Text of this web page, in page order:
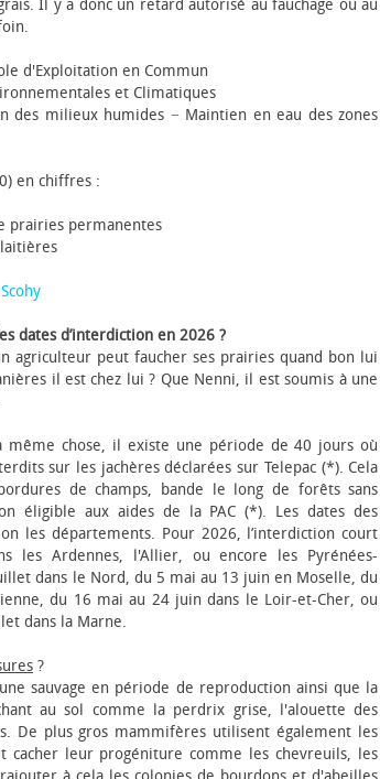
Il y a donc un retard autorisé au fauchage ou au
d'Exploitation en Commun
et Climatiques
des milieux humides − Maintien en eau des zones
en chiffres :
prairies permanentes
dates d’interdiction en 2026 ?
agriculteur peut faucher ses prairies quand bon lui
il est chez lui ? Que Nenni, il est soumis à une
même chose, il existe une période de 40 jours où
sur les jachères déclarées sur Telepac (*). Cela
de champs, bande le long de forêts sans
éligible aux aides de la PAC (*). Les dates des
les départements. Pour 2026, l’interdiction court
les Ardennes, l'Allier, ou encore les Pyrénées-
dans le Nord, du 5 mai au 13 juin en Moselle, du
du 16 mai au 24 juin dans le Loir-et-Cher, ou
dans la Marne.
?
sauvage en période de reproduction ainsi que la
au sol comme la perdrix grise, l'alouette des
De plus gros mammifères utilisent également les
cacher leur progéniture comme les chevreuils, les